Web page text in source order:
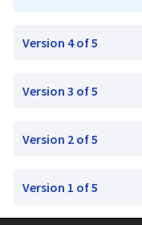
Version 4 of 5
Version 3 of 5
Version 2 of 5
Version 1 of 5